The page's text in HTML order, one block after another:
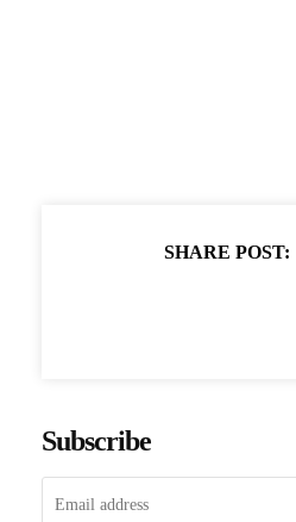
SHARE POST:
Subscribe